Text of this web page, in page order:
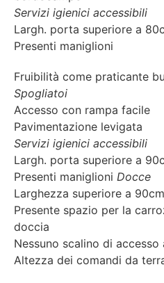
Servizi igienici accessibili
Largh. porta superiore a
Presenti maniglioni
Fruibilità come praticante
Spogliatoi
Accesso con rampa facile
Pavimentazione levigata
Servizi igienici accessibili
Largh. porta superiore a
Presenti maniglioni Docce
Larghezza superiore a 90cm
Presente spazio per la
doccia
Nessuno scalino di accesso
Altezza dei comandi da